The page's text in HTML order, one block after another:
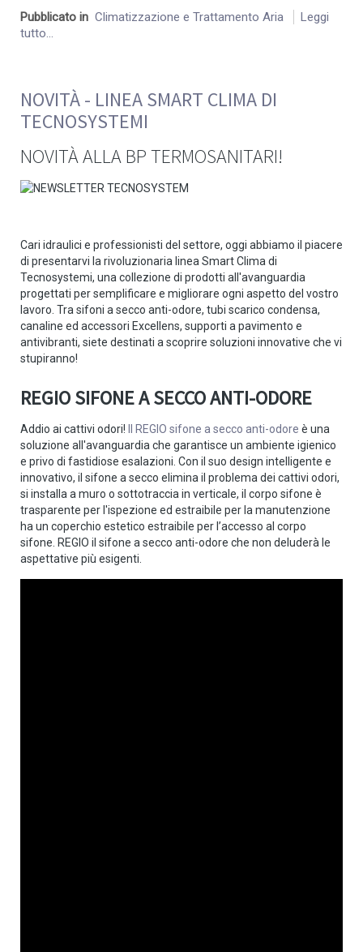
Pubblicato in Climatizzazione e Trattamento Aria
Leggi
tutto...
NOVITÀ - LINEA SMART CLIMA DI
TECNOSYSTEMI
NOVITÀ ALLA BP TERMOSANITARI!
Cari idraulici e professionisti del settore, oggi abbiamo il piacere
di presentarvi la rivoluzionaria linea Smart Clima di
Tecnosystemi, una collezione di prodotti all'avanguardia
progettati per semplificare e migliorare ogni aspetto del vostro
lavoro. Tra sifoni a secco anti-odore, tubi scarico condensa,
canaline ed accessori Excellens, supporti a pavimento e
antivibranti, siete destinati a scoprire soluzioni innovative che vi
stupiranno!
REGIO SIFONE A SECCO ANTI-ODORE
Addio ai cattivi odori! Il REGIO sifone a secco anti-odore è una
soluzione all'avanguardia che garantisce un ambiente igienico
e privo di fastidiose esalazioni. Con il suo design intelligente e
innovativo, il sifone a secco elimina il problema dei cattivi odori,
si installa a muro o sottotraccia in verticale, il corpo sifone è
trasparente per l'ispezione ed estraibile per la manutenzione
ha un coperchio estetico estraibile per l’accesso al corpo
sifone. REGIO il sifone a secco anti-odore che non deluderà le
aspettative più esigenti.